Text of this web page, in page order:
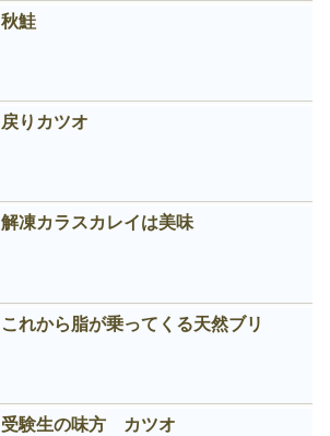
秋鮭
戻りカツオ
解凍カラスカレイは美味
これから脂が乗ってくる天然ブリ
受験生の味方 カツオ